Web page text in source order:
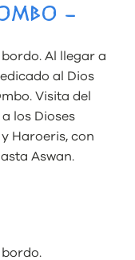
–
Al llegar a
al Dios
Visita del
los Dioses
Haroeris, con
Aswan.